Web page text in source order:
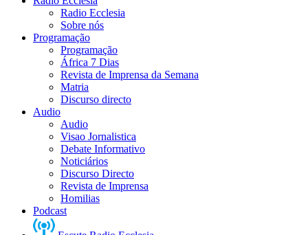
Radio Ecclesia
Sobre nós
Programação
Programação
África 7 Dias
Revista de Imprensa da Semana
Matria
Discurso directo
Audio
Audio
Visao Jornalistica
Debate Informativo
Noticiários
Discurso Directo
Revista de Imprensa
Homilias
Podcast